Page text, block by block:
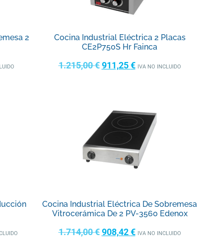
2
Cocina Industrial Eléctrica 2 Placas
CE2P750S Hr Fainca
1.215,00€ 911,25€ IVA NO INCLUIDO
Cocina Industrial Eléctrica De Sobremesa
Vitrocerámica De 2 PV-3560 Edenox
1.714,00€ 908,42€ IVA NO INCLUIDO